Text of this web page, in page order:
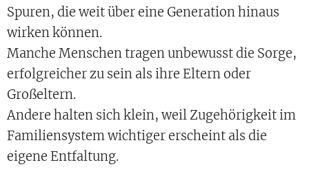
Spuren, die weit über eine Generation hinaus
wirken können.
Manche Menschen tragen unbewusst die Sorge,
erfolgreicher zu sein als ihre Eltern oder
Großeltern.
Andere halten sich klein, weil Zugehörigkeit im
Familiensystem wichtiger erscheint als die
eigene Entfaltung.